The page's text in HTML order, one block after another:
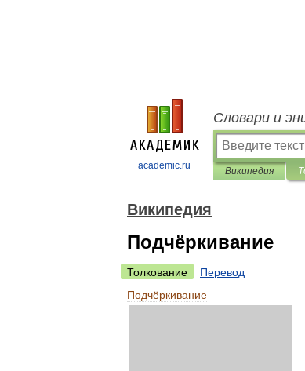
academic.ru
Словари и
Википедия
Википедия
Подчёркивание
Толкование
Перевод
Подчёркивание